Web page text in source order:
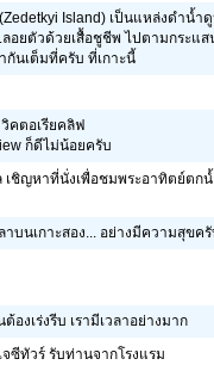
Island) เป็นแหล่งดำน้
อยตัวด้วยเสื้อชูชีพ ไปตามกระแส
กันเต็มที่ครับ ที่เกาะนี้
คตอเรียคลิฟ
ก็ดีไม่น้อยครับ
เชิญหาที่นั่งเพื่อชมพระอาทิตย์ตก
บนเกาะสอง... อย่างมีความสุขครั
องเร่งรีบ เรามีเวลาอย่างมาก
ซีทัวร์ รับท่านจากโรงแรม